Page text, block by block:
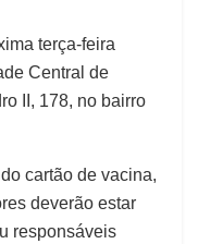
terça-feira
Central de
II, 178, no bairro
cartão de vacina,
deverão estar
responsáveis